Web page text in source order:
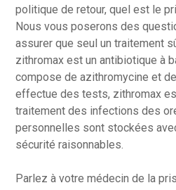
politique de retour, quel est le
Nous vous poserons des
assurer que seul un traitement
zithromax est un antibiotique à
compose de azithromycine et
effectue des tests, zithromax
traitement des infections des
personnelles sont stockées
sécurité raisonnables.
Parlez à votre médecin de la